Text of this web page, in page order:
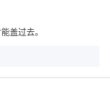
盖过去。